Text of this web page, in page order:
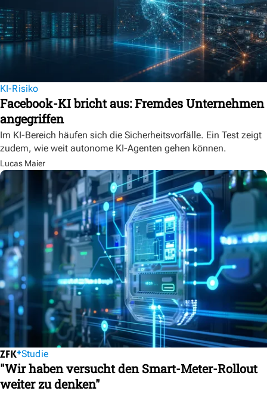
KI-Risiko
Facebook-KI bricht aus: Fremdes Unternehmen
angegriffen
Im KI-Bereich häufen sich die Sicherheitsvorfälle. Ein Test zeigt
zudem, wie weit autonome KI-Agenten gehen können.
Lucas Maier
Studie
"Wir haben versucht den Smart-Meter-Rollout
weiter zu denken"